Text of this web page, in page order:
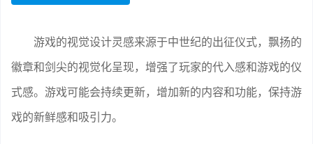
游戏的视觉设计灵感来源于中世纪的出征仪式，飘扬的
徽章和剑尖的视觉化呈现，增强了玩家的代入感和游戏的仪
式感。游戏可能会持续更新，增加新的内容和功能，保持游
戏的新鲜感和吸引力。